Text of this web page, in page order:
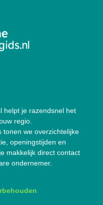
helpt je razendsnel het
regio.
tonen we overzichtelijke
openingstijden en
makkelijk direct contact
ondernemer.